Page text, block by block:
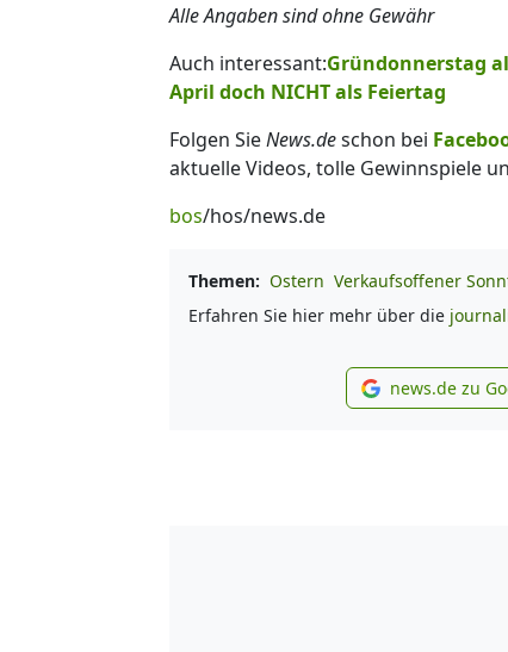
Alle Angaben sind ohne Gewähr
Auch interessant:Gründonnerstag
April doch NICHT als Feiertag
Folgen SieNews.deschon bei
aktuelle Videos, tolle Gewinnspiele
bos/hos/news.de
Themen: Ostern Verkaufsoffener
Erfahren Sie hier mehr über die
news.de zu